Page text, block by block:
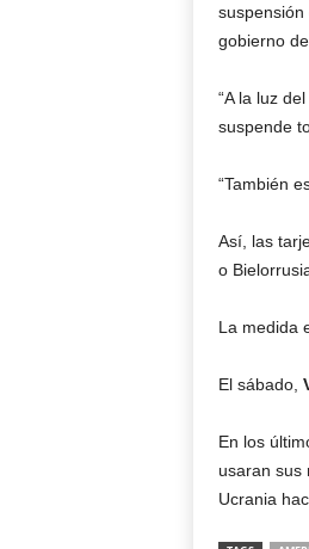
suspensión
gobierno
“A la luz
suspende
“También
Así, las
o
La medida
El sábado,
En los
usaran sus
Ucrania